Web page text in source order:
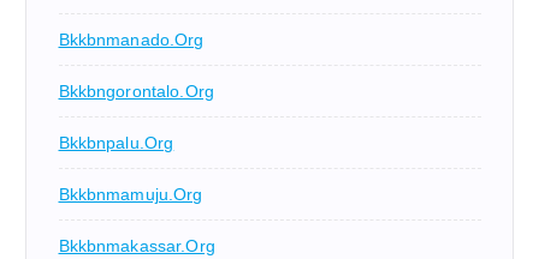
Bkkbnmanado.org
Bkkbngorontalo.org
Bkkbnpalu.org
Bkkbnmamuju.org
Bkkbnmakassar.org